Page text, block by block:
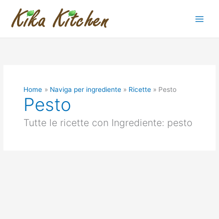
contenuto
Home Naviga per ingrediente Ricette Pesto
Pesto
Tutte le ricette con Ingrediente: pesto